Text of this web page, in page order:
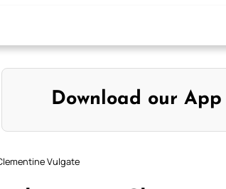
Download our App
Vulgate